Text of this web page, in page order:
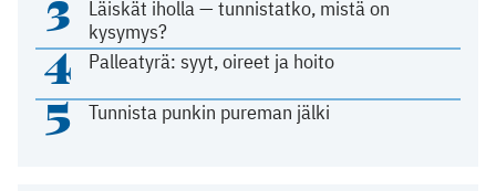
3
Läiskät iholla — tunnistatko, mistä on
kysymys?
4 Palleatyrä: syyt, oireet ja hoito
5 Tunnista punkin pureman jälki